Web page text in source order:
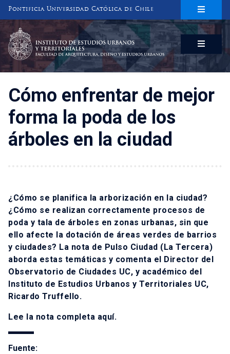
Pontificia Universidad Católica de Chile
INSTITUTO DE ESTUDIOS URBANOS
Y TERRITORIALES
FACULTAD DE ARQUITECTURA, DISEÑO Y ESTUDIOS URBANOS
Cómo enfrentar de mejor
forma la poda de los
árboles en la ciudad
¿Cómo se planifica la arborización en la ciudad?
¿Cómo se realizan correctamente procesos de
poda y tala de árboles en zonas urbanas, sin que
ello afecte la dotación de áreas verdes de barrios
y ciudades? La nota de Pulso Ciudad (La Tercera)
aborda estas temáticas y comenta el Director del
Observatorio de Ciudades UC, y académico del
Instituto de Estudios Urbanos y Territoriales UC,
Ricardo Truffello.
Lee la nota completa aquí.
Fuente: